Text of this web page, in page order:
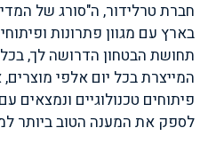
חברת טרלידור, ה"סורג של
בארץ עם מגוון פתרונות
תחושת הבטחון הדרושה לך,
המייצרת בכל יום אלפי
פיתוחים טכנולוגיים
לספק את המענה הטוב ביותר